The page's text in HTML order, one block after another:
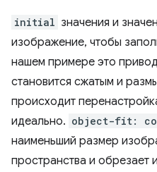
initial значения и
изображение, чтобы
нашем примере это
становится сжатым и
происходит
идеально. object-fit:
наименьший размер
пространства и обрезает